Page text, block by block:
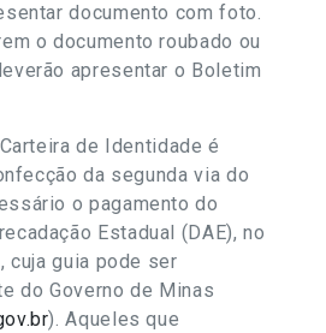
documento com foto.
o documento roubado ou
apresentar o Boletim
de Identidade é
da segunda via do
o pagamento do
Estadual (DAE), no
cuja guia pode ser
do Governo de Minas
). Aqueles que